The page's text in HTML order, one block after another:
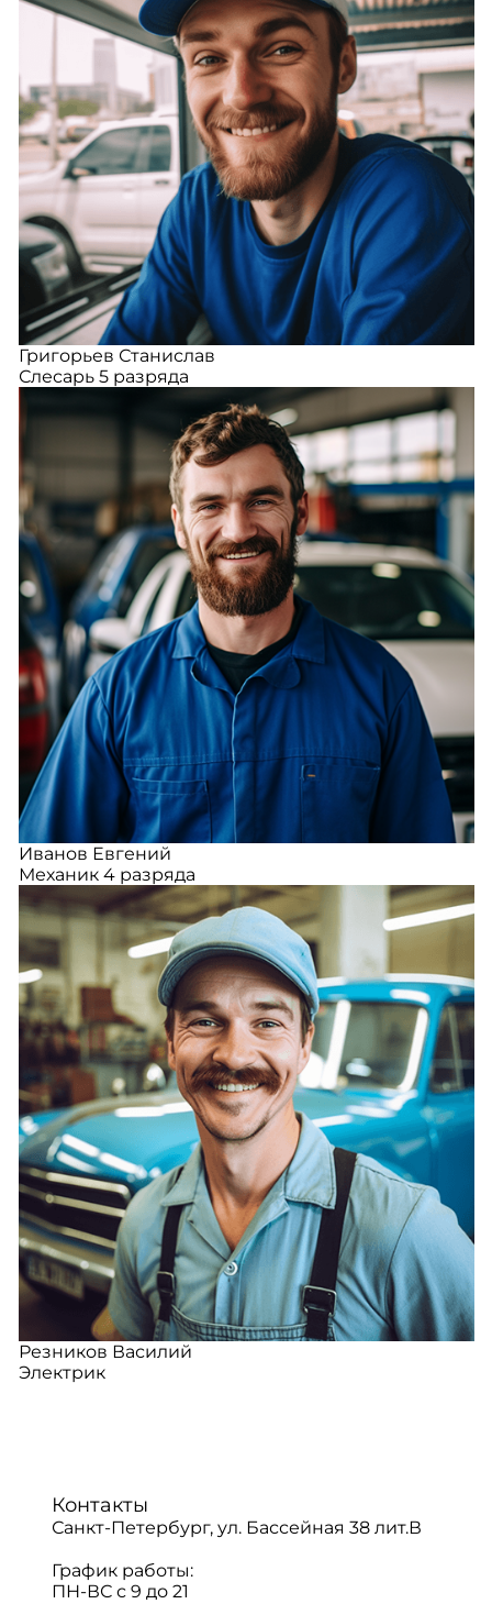
Григорьев Станислав
Слесарь 5 разряда
Иванов Евгений
Механик 4 разряда
Резников Василий
Электрик
Контакты
Санкт-Петербург, ул. Бассейная 38 лит.В
График работы:
ПН-ВС с 9 до 21